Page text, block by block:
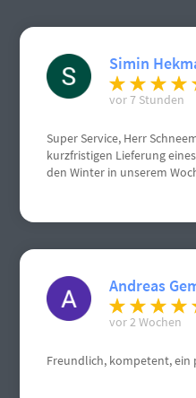
Simin
vor 7 Stunden
Super Service, Herr
kurzfristigen Lieferung
den Winter in unserem
Andreas
vor 2 Wochen
Freundlich, kompetent, ein